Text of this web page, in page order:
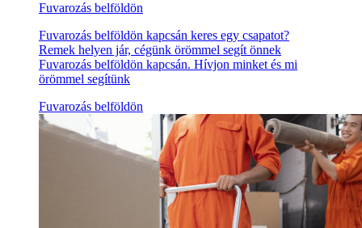
Fuvarozás belföldön
Fuvarozás belföldön kapcsán keres egy csapatot?
Remek helyen jár, cégünk örömmel segít önnek
Fuvarozás belföldön kapcsán. Hívjon minket és mi
örömmel segítünk
Fuvarozás belföldön